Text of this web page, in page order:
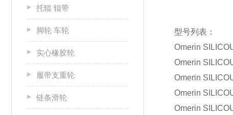
托辊 辊带
脚轮 车轮
实心橡胶轮
履带支重轮
链条滑轮
型号列表：
Omerin
Omerin
Omerin
Omerin
Omerin